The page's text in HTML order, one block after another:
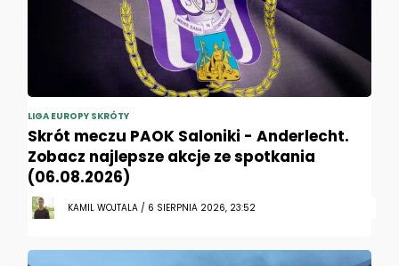
LIGA EUROPY SKRÓTY
Skrót meczu PAOK Saloniki - Anderlecht.
Zobacz najlepsze akcje ze spotkania
(06.08.2026)
KAMIL WOJTALA / 6 SIERPNIA 2026, 23:52